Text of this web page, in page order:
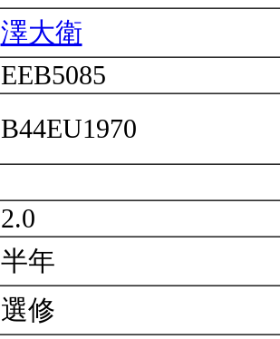
澤大衛
EEB5085
B44EU1970
2.0
半年
選修